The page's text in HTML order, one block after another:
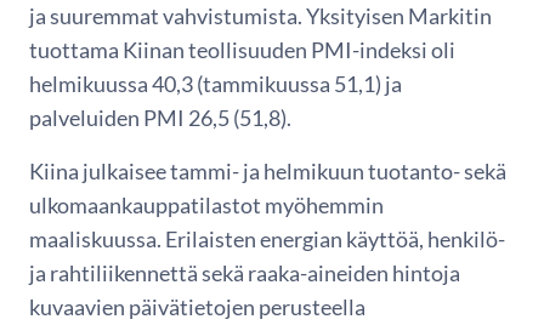
ja suuremmat vahvistumista. Yksityisen Markitin
tuottama Kiinan teollisuuden PMI-indeksi oli
helmikuussa 40,3 (tammikuussa 51,1) ja
palveluiden PMI 26,5 (51,8).
Kiina julkaisee tammi- ja helmikuun tuotanto- sekä
ulkomaankauppatilastot myöhemmin
maaliskuussa. Erilaisten energian käyttöä, henkilö-
ja rahtiliikennettä sekä raaka-aineiden hintoja
kuvaavien päivätietojen perusteella